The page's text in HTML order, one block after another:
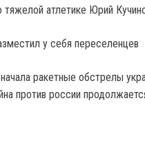
атлетике Юрий
у себя переселенцев
ракетные обстрелы
против россии